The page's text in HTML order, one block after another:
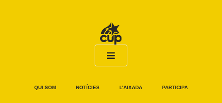
QUI SOM NOTÍCIES L’AIXADA PARTICIPA